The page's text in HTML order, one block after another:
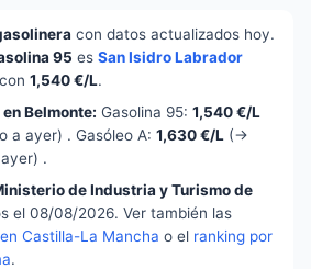
con datos actualizados hoy.
95 es San Isidro Labrador
1,540 €/L.
Belmonte: Gasolina 95: 1,540 €/L
a ayer) . Gasóleo A: 1,630 €/L (→
.
de Industria y Turismo de
el 08/08/2026. Ver también las
Castilla-La Mancha o el ranking por
.